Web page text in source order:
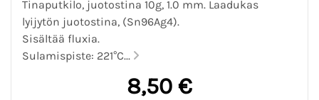
Tinaputkilo, juotostina 10g, 1.0 mm. Laadukas
lyijytön juotostina, (Sn96Ag4).
Sisältää fluxia.
Sulamispiste: 221°C...
8,50 €